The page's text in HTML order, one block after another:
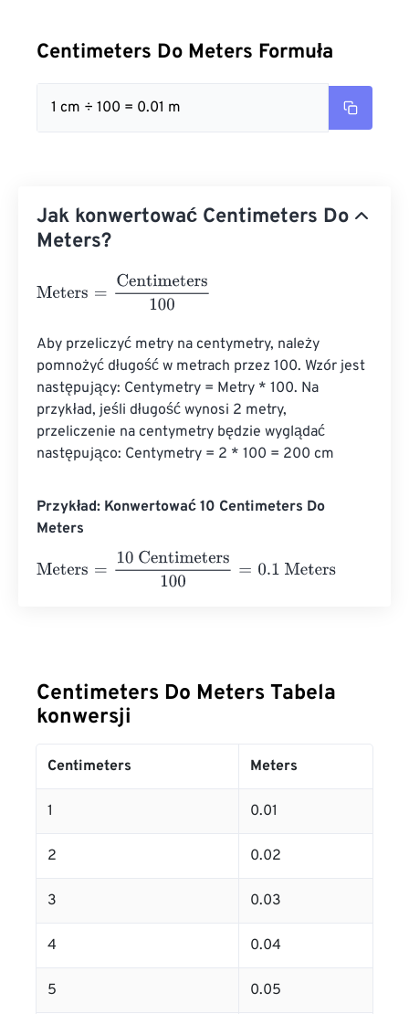
Centimeters Do Meters Formuła
1 cm ÷ 100 = 0.01 m
Jak konwertować Centimeters Do
Meters?
Meters Centimeters100
Aby przeliczyć metry na centymetry, należy
pomnożyć długość w metrach przez 100. Wzór jest
następujący: Centymetry = Metry * 100. Na
przykład, jeśli długość wynosi 2 metry,
przeliczenie na centymetry będzie wyglądać
następująco: Centymetry = 2 * 100 = 200 cm
Przykład: Konwertować 10 Centimeters Do
Meters
Meters
10 Centimeters100=0.1 Meters
Centimeters Do Meters Tabela
konwersji
Centimeters Meters
1 0.01
2 0.02
3 0.03
4 0.04
5 0.05